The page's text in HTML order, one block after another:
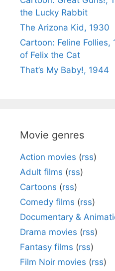
the Lucky Rabbit
The Arizona Kid, 1930
Cartoon: Feline
of Felix the Cat
That’s My Baby!, 1944
Movie genres
Action movies (rss)
Adult films (rss)
Cartoons (rss)
Comedy films (rss)
Documentary &
Drama movies (rss)
Fantasy films (rss)
Film Noir movies (rss)